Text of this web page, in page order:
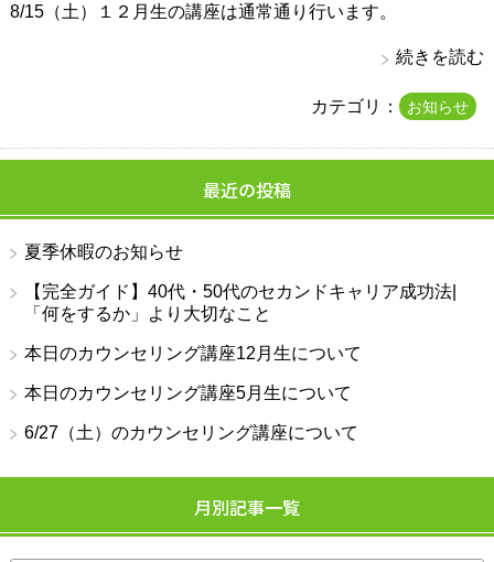
8/15（土）１２月生の講座は通常通り行います。
続きを読む
カテゴリ： お知らせ
最近の投稿
夏季休暇のお知らせ
【完全ガイド】40代・50代のセカンドキャリア成功法|
「何をするか」より大切なこと
本日のカウンセリング講座12月生について
本日のカウンセリング講座5月生について
6/27（土）のカウンセリング講座について
月別記事一覧